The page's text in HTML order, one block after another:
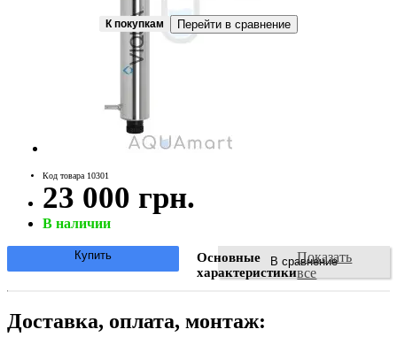
Код товара 10301
23 000 грн.
В наличии
В сравнение
Купить
Основные
характеристики
Показать
все
Доставка, оплата, монтаж:
К покупкам Перейти в сравнение